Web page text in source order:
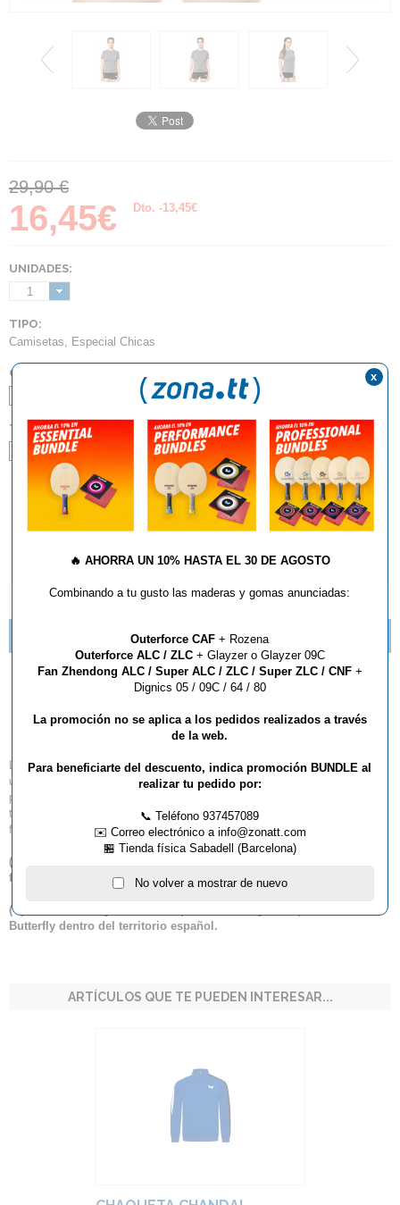
29,90 €
16,45€ Dto. -13,45€
UNIDADES:
1
TIPO:
Camisetas, Especial Chicas
COLOR:
TALLA:
XXS XS XL XXL
AÑADIR AL CARRITO
DESCRIPCIÓN Y CARACTERÍSTICAS
NOVEDADES TEXTIL BUTTERFLY 2016
Camiseta Butterfly TOKA
Lady
La camiseta TOKA tiene un estilo moderno y casual, que la convierte en
una opción ideal para cualquier situación ya sea deportiva o de ocio. El
poliéster “Mesh Melange”, asegura un transporte de la humedad y
transpirabilidad particularmente altas junto con una sensación suave y
fresca.
(
facturación.
(**
Butterfly dentro del territorio español.
ARTÍCULOS QUE TE PUEDEN INTERESAR...
🔥 AHORRA UN 10% HASTA EL 30 DE AGOSTO
Combinando a tu gusto las maderas y gomas anunciadas:
Outerforce CAF + Rozena
Outerforce ALC / ZLC+ Glayzer o Glayzer 09C
Fan Zhendong ALC / Super ALC / ZLC / Super ZLC / CNF+
Dignics 05 / 09C / 64 / 80
La promoción no se aplica a los pedidos realizados a través
de la web.
Para beneficiarte del descuento, indica promoción BUNDLE al
realizar tu pedido por:
📞 Teléfono 937457089
✉️ Correo electrónico a info@zonatt.com
🏪 Tienda física Sabadell (Barcelona)
No volver a mostrar de nuevo
x